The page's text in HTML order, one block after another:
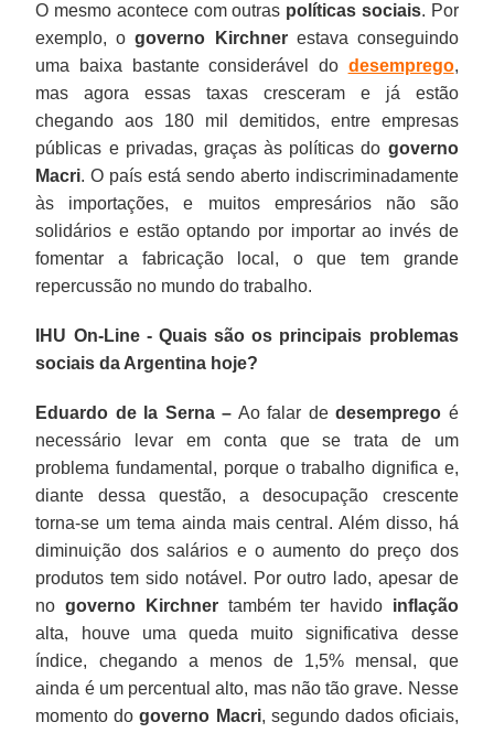
O mesmo acontece com outras políticas sociais. Por
exemplo, ogoverno Kirchnerestava conseguindo
uma baixa bastante considerável do desemprego,
mas agora essas taxas cresceram e já estão
chegando aos 180 mil demitidos, entre empresas
públicas e privadas, graças às políticas do governo
Macri. O país está sendo aberto indiscriminadamente
às importações, e muitos empresários não são
solidários e estão optando por importar ao invés de
fomentar a fabricação local, o que tem grande
repercussão no mundo do trabalho.
IHU On-Line - Quais são os principais problemas
sociais da Argentina hoje?
Eduardo de la Serna – Ao falar dedesemprego é
necessário levar em conta que se trata de um
problema fundamental, porque o trabalho dignifica e,
diante dessa questão, a desocupação crescente
torna-se um tema ainda mais central. Além disso, há
diminuição dos salários e o aumento do preço dos
produtos tem sido notável. Por outro lado, apesar de
no governo Kirchnertambém ter havido inflação
alta, houve uma queda muito significativa desse
índice, chegando a menos de 1,5% mensal, que
ainda é um percentual alto, mas não tão grave. Nesse
momento do governo Macri, segundo dados oficiais,